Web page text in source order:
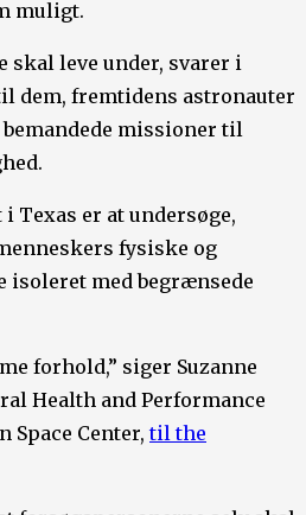
muligt.
leve under, svarer i
dem, fremtidens astronauter
missioner til
Texas er at undersøge,
fysiske og
isoleret med begrænsede
forhold,” siger Suzanne
Health and Performance
Space Center,til the